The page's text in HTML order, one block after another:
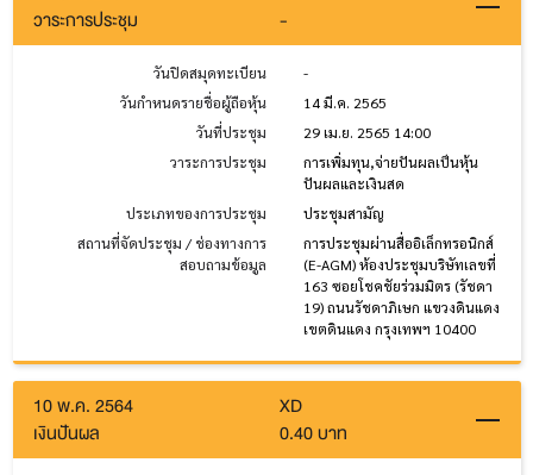
วาระการประชุม
-
วันปิดสมุดทะเบียน
-
วันกำหนดรายชื่อผู้ถือหุ้น
14 มี.ค. 2565
วันที่ประชุม
29 เม.ย. 2565 14:00
วาระการประชุม
การเพิ่มทุน,จ่ายปันผลเป็นหุ้น
ปันผลและเงินสด
ประเภทของการประชุม
ประชุมสามัญ
สถานที่จัดประชุม / ช่องทางการ
สอบถามข้อมูล
การประชุมผ่านสื่ออิเล็กทรอนิกส์
(E-AGM) ห้องประชุมบริษัทเลขที่
163 ซอยโชคชัยร่วมมิตร (รัชดา
19) ถนนรัชดาภิเษก แขวงดินแดง
เขตดินแดง กรุงเทพฯ 10400
10 พ.ค. 2564
XD
เงินปันผล
0.40 บาท